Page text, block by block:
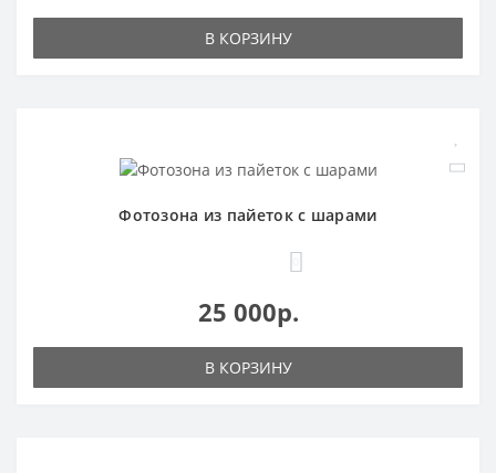
В КОРЗИНУ
Фотозона из пайеток с шарами
25 000р.
В КОРЗИНУ